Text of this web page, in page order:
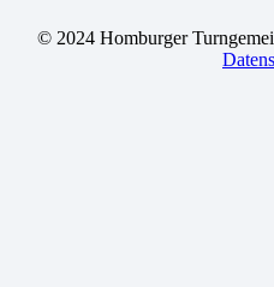
© 2024 Homburger